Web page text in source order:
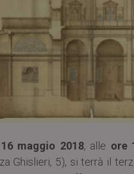
maggio 2018, alle ore
Ghislieri, 5), si terrà il